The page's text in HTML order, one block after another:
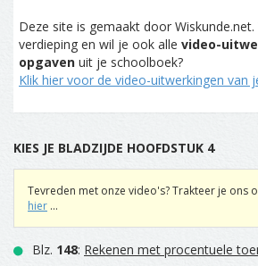
Deze site is gemaakt door
verdieping en wil je ook alle video-
opgaven uit je schoolboek?
Klik hier voor de video-uitwerkingen van
KIES JE BLADZIJDE HOOFDSTUK 4
Tevreden met onze video's? Trakteer je ons
hier ...
Blz. 148: Rekenen met procentuele